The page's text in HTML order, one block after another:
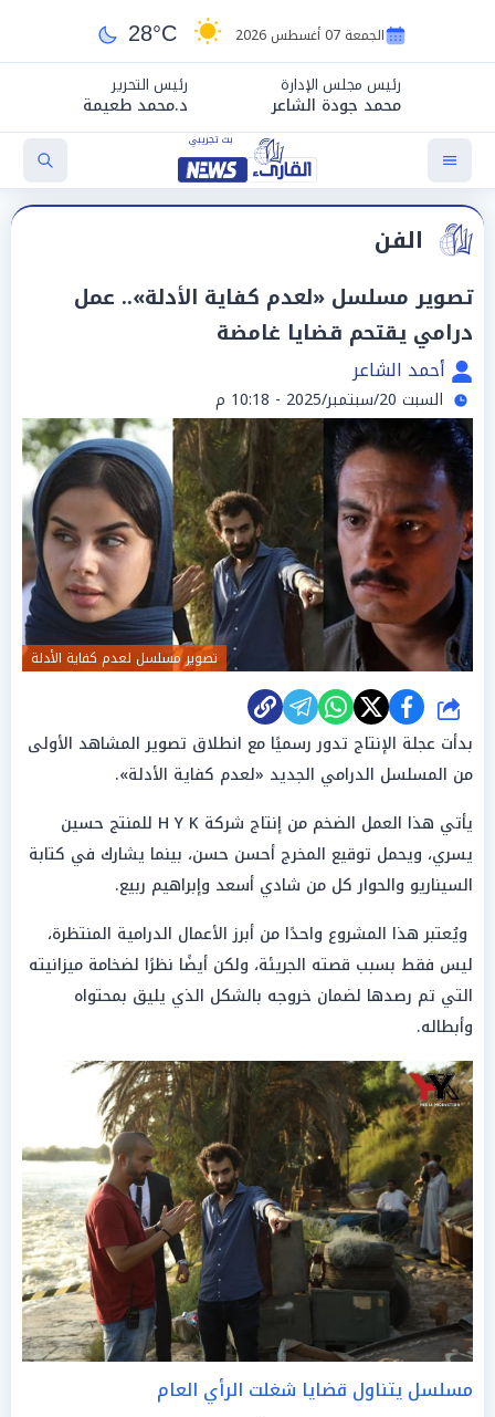
الجمعة 07 أغسطس 2026 28°C
رئيس مجلس الإدارة
محمد جودة الشاعر
رئيس التحرير
د.محمد طعيمة
الفن
تصوير مسلسل «لعدم كفاية الأدلة».. عمل
درامي يقتحم قضايا غامضة
أحمد الشاعر
السبت 20/سبتمبر/2025 - 10:18 م
تصوير مسلسل لعدم كفاية الأدلة
شارك
بدأت عجلة الإنتاج تدور رسميًا مع انطلاق تصوير المشاهد الأولى
من المسلسل الدرامي الجديد «لعدم كفاية الأدلة».
يأتي هذا العمل الضخم من إنتاج شركة H Y K للمنتج حسين
يسري، ويحمل توقيع المخرج أحسن حسن، بينما يشارك في كتابة
السيناريو والحوار كل من شادي أسعد وإبراهيم ربيع.
ويُعتبر هذا المشروع واحدًا من أبرز الأعمال الدرامية المنتظرة،
ليس فقط بسبب قصته الجريئة، ولكن أيضًا نظرًا لضخامة ميزانيته
التي تم رصدها لضمان خروجه بالشكل الذي يليق بمحتواه
وأبطاله.
مسلسل يتناول قضايا شغلت الرأي العام